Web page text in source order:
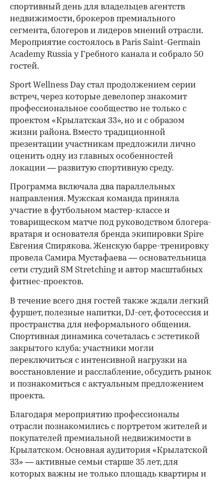
спортивный день для владельцев агентств
недвижимости, брокеров премиального
сегмента, блогеров и лидеров мнений отрасли.
Мероприятие состоялось в Paris Saint-Germain
Academy Russia у Гребного канала и собрало 50
гостей.
Sport Wellness Day стал продолжением серии
встреч, через которые девелопер знакомит
профессиональное сообщество не только с
проектом «Крылатская 33», но и с образом
жизни района. Вместо традиционной
презентации участникам предложили лично
оценить одну из главных особенностей
локации — развитую спортивную среду.
Программа включала два параллельных
направления. Мужская команда приняла
участие в футбольном мастер-классе и
товарищеском матче под руководством блогера-
вратаря и основателя бренда экипировки Spire
Евгения Спирякова. Женскую барре-тренировку
провела Самира Мустафаева — основательница
сети студий SM Stretching и автор масштабных
фитнес-проектов.
В течение всего дня гостей также ждали легкий
фуршет, полезные напитки, DJ-сет, фотосессия и
пространства для неформального общения.
Спортивная динамика сочеталась с эстетикой
закрытого клуба: участники могли
переключиться с интенсивной нагрузки на
восстановление и расслабление, обсудить рынок
и познакомиться с актуальным предложением
проекта.
Благодаря мероприятию профессионалы
отрасли познакомились с портретом жителей и
покупателей премиальной недвижимости в
Крылатском. Основная аудитория «Крылатской
33» — активные семьи старше 35 лет, для
которых важны не только площадь квартиры и